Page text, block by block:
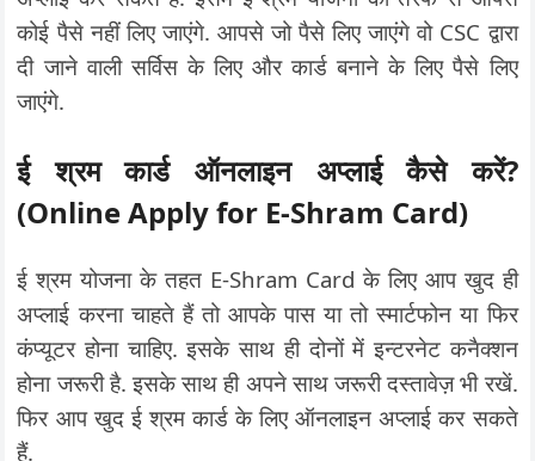
कोई पैसे नहीं लिए जाएंगे. आपसे जो पैसे लिए जाएंगे वो CSC द्वारा
दी जाने वाली सर्विस के लिए और कार्ड बनाने के लिए पैसे लिए
जाएंगे.
ई श्रम कार्ड ऑनलाइन अप्लाई कैसे करें?
(Online Apply for E-Shram Card)
ई श्रम योजना के तहत E-Shram Card के लिए आप खुद ही
अप्लाई करना चाहते हैं तो आपके पास या तो स्मार्टफोन या फिर
कंप्यूटर होना चाहिए. इसके साथ ही दोनों में इन्टरनेट कनैक्शन
होना जरूरी है. इसके साथ ही अपने साथ जरूरी दस्तावेज़ भी रखें.
फिर आप खुद ई श्रम कार्ड के लिए ऑनलाइन अप्लाई कर सकते
हैं.